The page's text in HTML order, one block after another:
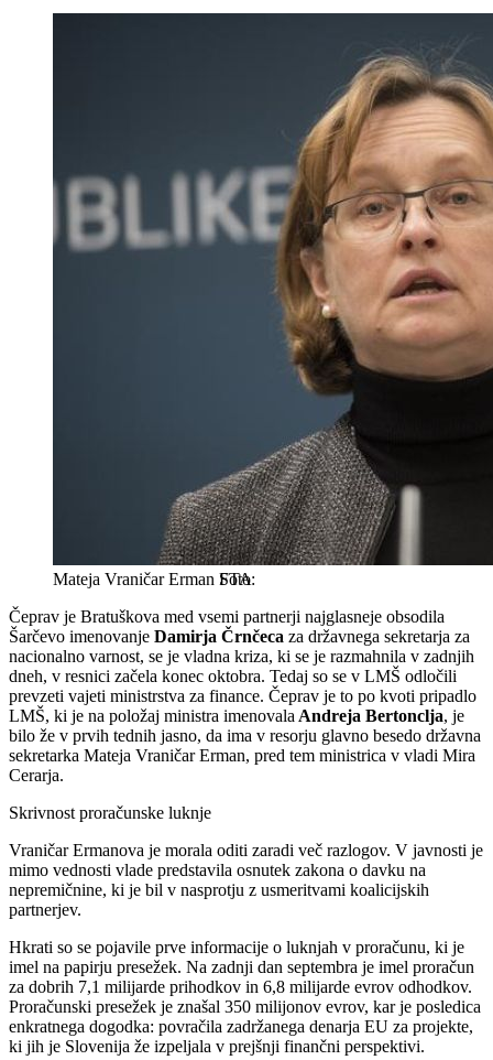
Mateja Vraničar Erman STA
Čeprav je Bratuškova med vsemi partnerji najglasneje obsodila
Šarčevo imenovanje Damirja Črnčeca za državnega sekretarja za
nacionalno varnost, se je vladna kriza, ki se je razmahnila v zadnjih
dneh, v resnici začela konec oktobra. Tedaj so se v LMŠ odločili
prevzeti vajeti ministrstva za finance. Čeprav je to po kvoti pripadlo
LMŠ, ki je na položaj ministra imenovala Andreja Bertonclja, je
bilo že v prvih tednih jasno, da ima v resorju glavno besedo državna
sekretarka Mateja Vraničar Erman, pred tem ministrica v vladi Mira
Cerarja.
Skrivnost proračunske luknje
Vraničar Ermanova je morala oditi zaradi več razlogov. V javnosti je
mimo vednosti vlade predstavila osnutek zakona o davku na
nepremičnine, ki je bil v nasprotju z usmeritvami koalicijskih
partnerjev.
Hkrati so se pojavile prve informacije o luknjah v proračunu, ki je
imel na papirju presežek. Na zadnji dan septembra je imel proračun
za dobrih 7,1 milijarde prihodkov in 6,8 milijarde evrov odhodkov.
Proračunski presežek je znašal 350 milijonov evrov, kar je posledica
enkratnega dogodka: povračila zadržanega denarja EU za projekte,
ki jih je Slovenija že izpeljala v prejšnji finančni perspektivi.